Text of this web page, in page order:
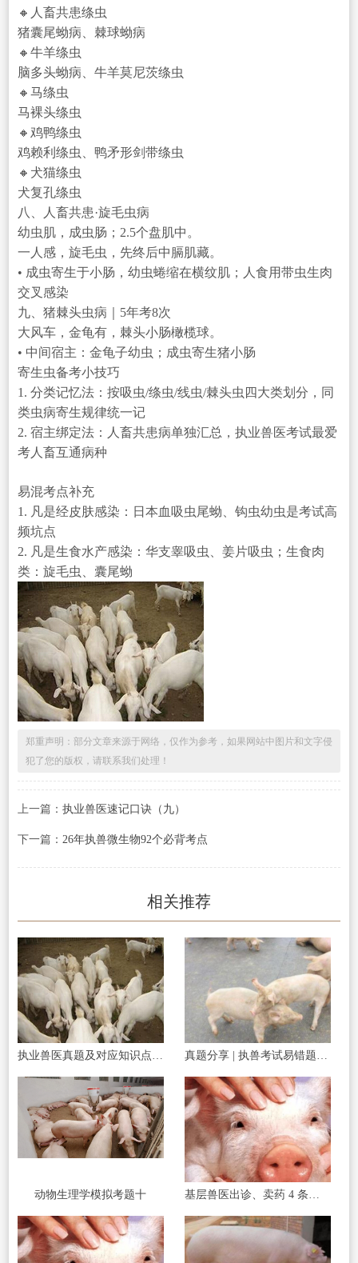
🔸人畜共患绦虫
猪囊尾蚴病、棘球蚴病
🔸牛羊绦虫
脑多头蚴病、牛羊莫尼茨绦虫
🔸马绦虫
马裸头绦虫
🔸鸡鸭绦虫
鸡赖利绦虫、鸭矛形剑带绦虫
🔸犬猫绦虫
犬复孔绦虫
八、人畜共患·旋毛虫病
幼虫肌，成虫肠；2.5个盘肌中。
一人感，旋毛虫，先终后中膈肌藏。
• 成虫寄生于小肠，幼虫蜷缩在横纹肌；人食用带虫生肉
交叉感染
九、猪棘头虫病｜5年考8次
大风车，金龟有，棘头小肠橄榄球。
• 中间宿主：金龟子幼虫；成虫寄生猪小肠
寄生虫备考小技巧
1. 分类记忆法：按吸虫/绦虫/线虫/棘头虫四大类划分，同
类虫病寄生规律统一记
2. 宿主绑定法：人畜共患病单独汇总，执业兽医考试最爱
考人畜互通病种
易混考点补充
1. 凡是经皮肤感染：日本血吸虫尾蚴、钩虫幼虫是考试高
频坑点
2. 凡是生食水产感染：华支睾吸虫、姜片吸虫；生食肉
类：旋毛虫、囊尾蚴
郑重声明：部分文章来源于网络，仅作为参考，如果网站中图片和文字侵
犯了您的版权，请联系我们处理！
上一篇： 执业兽医速记口诀（九）
下一篇： 26年执兽微生物92个必背考点
相关推荐
动物生理学模拟考题十